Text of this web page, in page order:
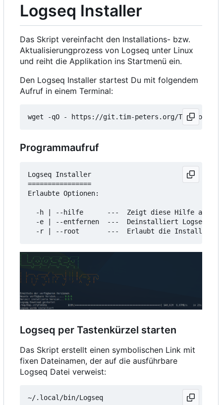
Logseq Installer
Das Skript vereinfacht den Installations- bzw.
Aktualisierungprozess von Logseq unter Linux
und reiht die Applikation ins Startmenü ein.
Den Logseq Installer startest Du mit folgendem
Aufruf in einem Terminal:
wget -qO - https://git.tim-peters.org/Tim/
Programmaufruf
Logseq Installer
================
Erlaubte Optionen:
  -h | --hilfe      ---  Zeigt diese Hilfe an
  -e | --entfernen  ---  Deinstalliert Logseq
Logseq per Tastenkürzel starten
Das Skript erstellt einen symbolischen Link mit
fixen Dateinamen, der auf die ausführbare
Logseq Datei verweist: